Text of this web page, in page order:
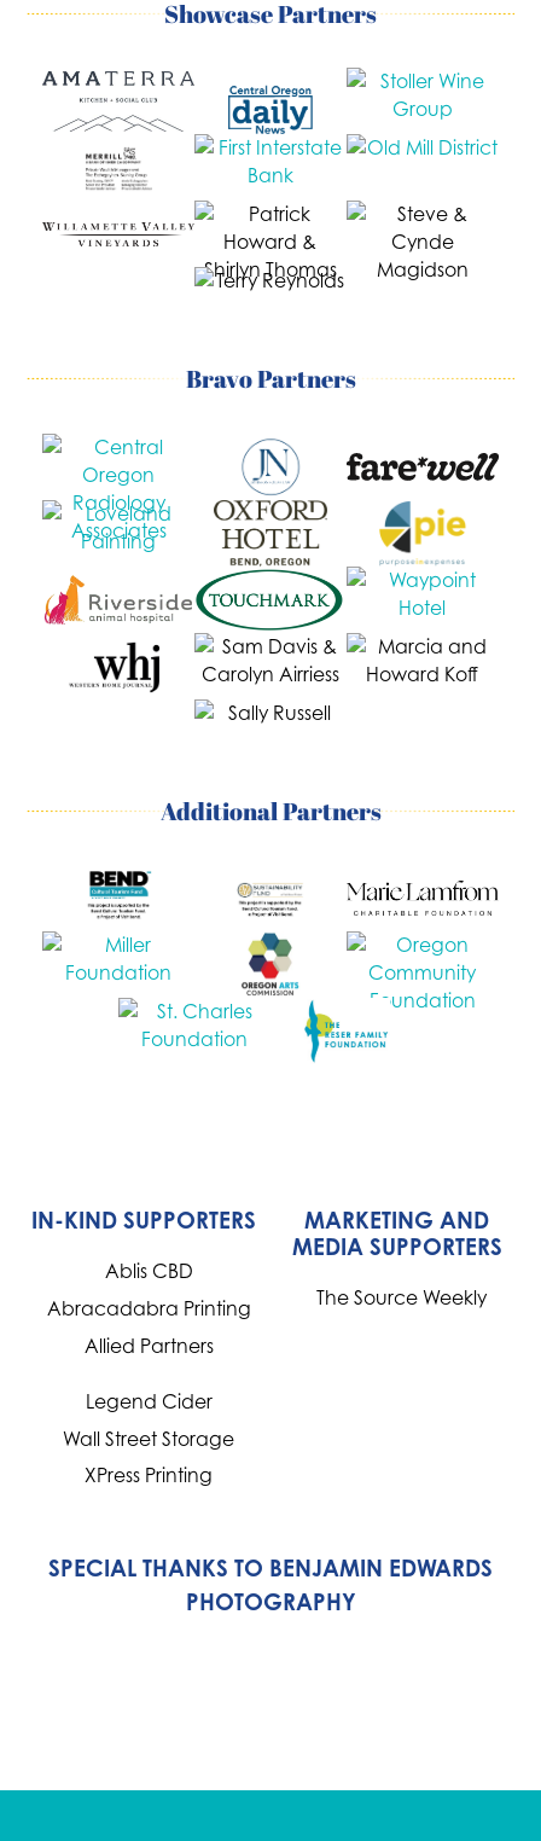
Showcase Partners
Bravo Partners
Additional Partners
IN-KIND SUPPORTERS
Ablis CBD
Abracadabra Printing
Allied Partners
Legend Cider
Wall Street Storage
XPress Printing
MARKETING AND
MEDIA SUPPORTERS
The Source Weekly
SPECIAL THANKS TO BENJAMIN EDWARDS
PHOTOGRAPHY